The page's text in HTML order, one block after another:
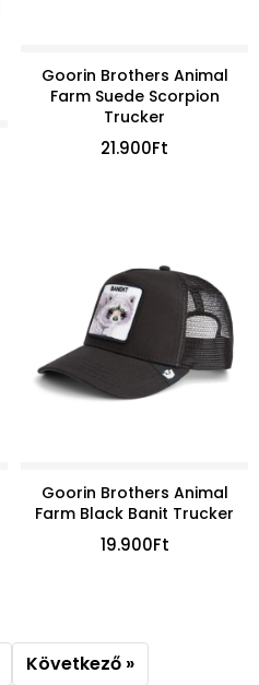
Goorin Brothers Animal
Farm Suede Scorpion
Trucker
21.900Ft
Goorin Brothers Animal
Farm Black Banit Trucker
19.900Ft
Következő »